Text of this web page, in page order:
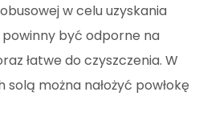
w celu uzyskania
być odporne na
łatwe do czyszczenia. W
można nałożyć powłokę